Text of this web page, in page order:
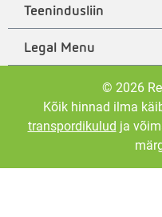
Teenindusliin
Legal Menu
© 2026
Kõik hinnad ilma
transpordikulud ja